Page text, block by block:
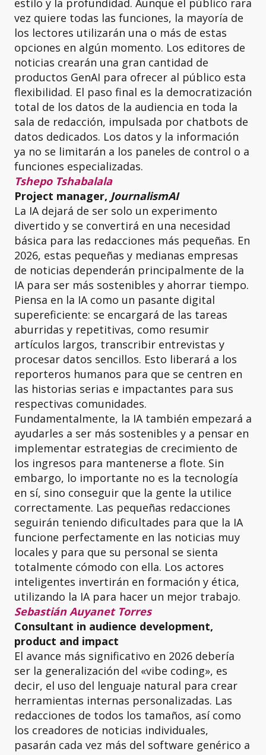
estilo y la profundidad. Aunque el público rara
vez quiere todas las funciones, la mayoría de
los lectores utilizarán una o más de estas
opciones en algún momento. Los editores de
noticias crearán una gran cantidad de
productos GenAI para ofrecer al público esta
flexibilidad. El paso final es la democratización
total de los datos de la audiencia en toda la
sala de redacción, impulsada por chatbots de
datos dedicados. Los datos y la información
ya no se limitarán a los paneles de control o a
funciones especializadas.
Tshepo Tshabalala
Project manager, JournalismAI
La IA dejará de ser solo un experimento
divertido y se convertirá en una necesidad
básica para las redacciones más pequeñas. En
2026, estas pequeñas y medianas empresas
de noticias dependerán principalmente de la
IA para ser más sostenibles y ahorrar tiempo.
Piensa en la IA como un pasante digital
supereficiente: se encargará de las tareas
aburridas y repetitivas, como resumir
artículos largos, transcribir entrevistas y
procesar datos sencillos. Esto liberará a los
reporteros humanos para que se centren en
las historias serias e impactantes para sus
respectivas comunidades.
Fundamentalmente, la IA también empezará a
ayudarles a ser más sostenibles y a pensar en
implementar estrategias de crecimiento de
los ingresos para mantenerse a flote. Sin
embargo, lo importante no es la tecnología
en sí, sino conseguir que la gente la utilice
correctamente. Las pequeñas redacciones
seguirán teniendo dificultades para que la IA
funcione perfectamente en las noticias muy
locales y para que su personal se sienta
totalmente cómodo con ella. Los actores
inteligentes invertirán en formación y ética,
utilizando la IA para hacer un mejor trabajo.
Sebastián Auyanet Torres
Consultant in audience development,
product and impact
El avance más significativo en 2026 debería
ser la generalización del «vibe coding», es
decir, el uso del lenguaje natural para crear
herramientas internas personalizadas. Las
redacciones de todos los tamaños, así como
los creadores de noticias individuales,
pasarán cada vez más del software genérico a